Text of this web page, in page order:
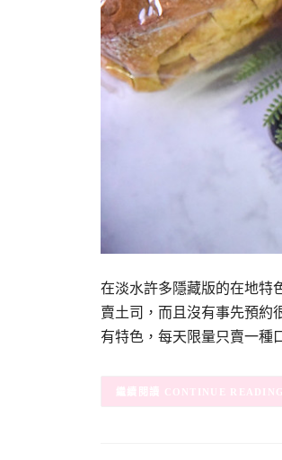
在淡水許多隱藏版的在地特
賣土司，而且沒有事先預約
有特色，每天限量只賣一
CONTINUE READING